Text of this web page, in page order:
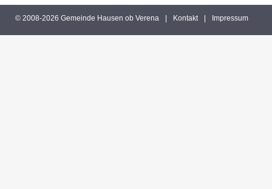
© 2008-2026 Gemeinde Hausen ob Verena Kontakt Impressum